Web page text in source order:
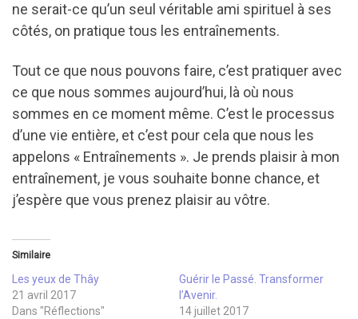
ne serait-ce qu’un seul véritable ami spirituel à ses
côtés, on pratique tous les entraînements.
Tout ce que nous pouvons faire, c’est pratiquer avec
ce que nous sommes aujourd’hui, là où nous
sommes en ce moment même. C’est le processus
d’une vie entière, et c’est pour cela que nous les
appelons « Entraînements ». Je prends plaisir à mon
entraînement, je vous souhaite bonne chance, et
j’espère que vous prenez plaisir au vôtre.
Similaire
Les yeux de Thây
21 avril 2017
Dans "Réflections"
Guérir le Passé. Transformer
l’Avenir.
14 juillet 2017